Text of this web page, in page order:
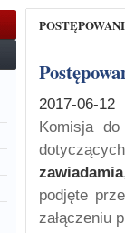
2017-06-12
Komisja
zawiadamia
podjęte
załączeniu